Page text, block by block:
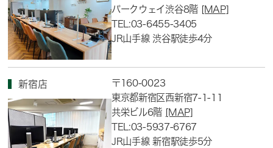
パークウェイ渋谷8階 [MAP]
TEL:03-6455-3405
JR山手線 渋谷駅徒歩4分
新宿店
〒160-0023
東京都新宿区西新宿7-1-11
共栄ビル6階 [MAP]
TEL:03-5937-6767
JR山手線 新宿駅徒歩5分